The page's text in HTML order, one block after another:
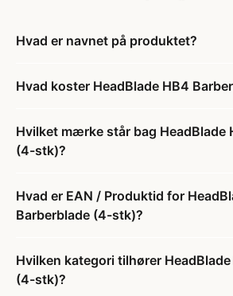
Hvad er navnet på produktet?
Hvad koster HeadBlade HB4
Hvilket mærke står bag HeadBlade
(4-stk)?
Hvad er EAN / Produktid for
Barberblade (4-stk)?
Hvilken kategori tilhører
(4-stk)?